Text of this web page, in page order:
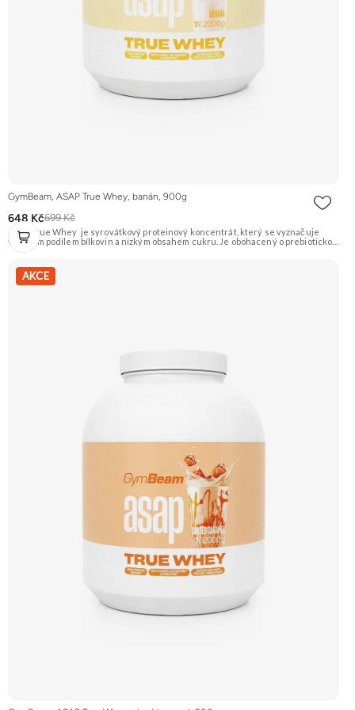
GymBeam, ASAP True Whey, banán, 900g
648 Kč699 Kč
ASAP True Whey je syrovátkový proteinový koncentrát, který se vyznačuje
vysokým podílem bílkovin a nízkým obsahem cukru. Je obohacený o prebiotickou
svalové hmoty. Příchuť Banán. Doporučujeme vyzkoušet ZENGANA, Grass-fed,
Whey protein, DigeZyme®, Aquamin® Prémiová kvalita Skvělá chuť a
rozpustnost Kvalitní Grass-Fed protein Výhodná cena Vyzkoušet
AKCE